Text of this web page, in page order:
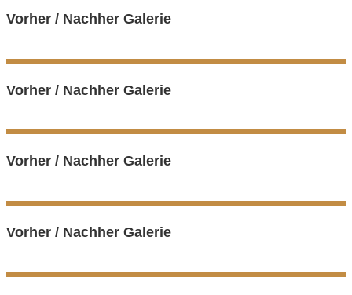
Vorher / Nachher Galerie
Vorher / Nachher Galerie
Vorher / Nachher Galerie
Vorher / Nachher Galerie